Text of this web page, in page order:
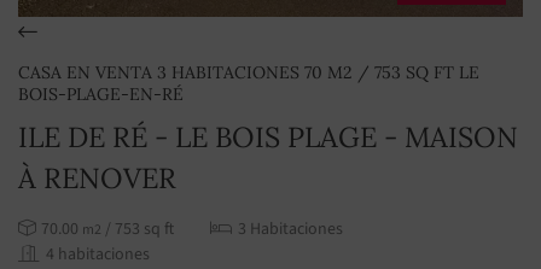
CASA EN VENTA 3 HABITACIONES 70 M2 / 753 SQ FT LE
BOIS-PLAGE-EN-RÉ
ILE DE RÉ - LE BOIS PLAGE - MAISON
À RENOVER
70.00 m2 / 753 sq ft
3 Habitaciones
4 habitaciones